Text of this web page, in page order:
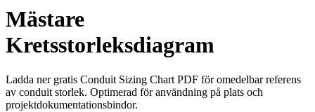
Mästare
Kretsstorleksdiagram
Ladda ner gratis Conduit Sizing Chart PDF för omedelbar referens
av conduit storlek. Optimerad för användning på plats och
projektdokumentationsbindor.